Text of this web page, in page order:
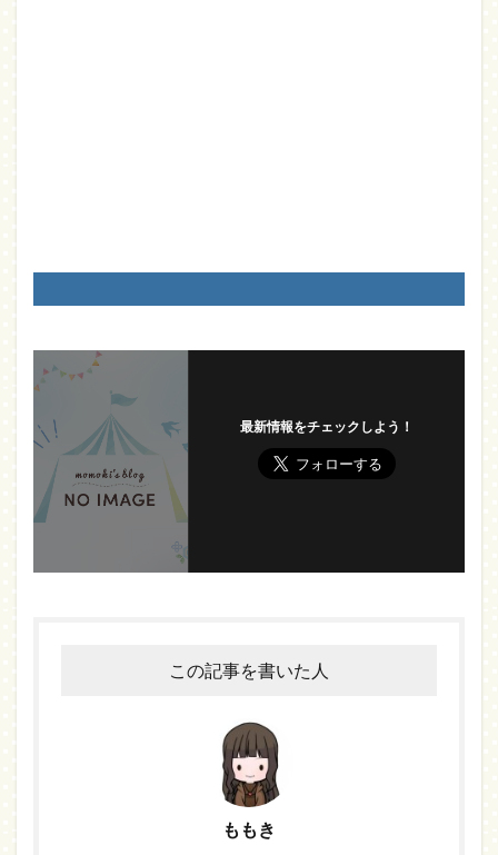
最新情報をチェックしよう！
この記事を書いた人
ももき